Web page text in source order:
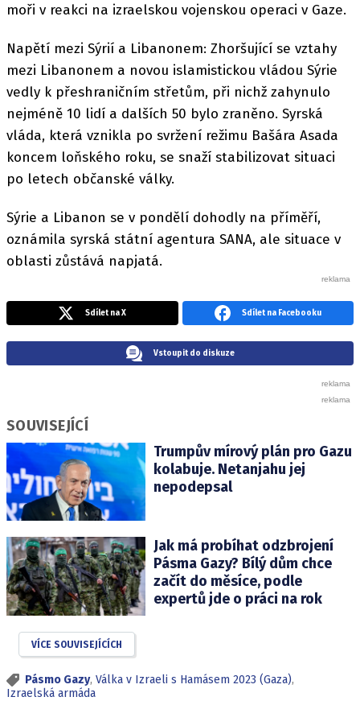
moři v reakci na izraelskou vojenskou operaci v Gaze.
Napětí mezi Sýrií a Libanonem: Zhoršující se vztahy
mezi Libanonem a novou islamistickou vládou Sýrie
vedly k přeshraničním střetům, při nichž zahynulo
nejméně 10 lidí a dalších 50 bylo zraněno. Syrská
vláda, která vznikla po svržení režimu Bašára Asada
koncem loňského roku, se snaží stabilizovat situaci
po letech občanské války.
Sýrie a Libanon se v pondělí dohodly na příměří,
oznámila syrská státní agentura SANA, ale situace v
oblasti zůstává napjatá.
Sdílet na X Sdílet na Facebooku
Vstoupit do diskuze
SOUVISEJÍCÍ
Trumpův mírový plán pro Gazu
kolabuje. Netanjahu jej
nepodepsal
Jak má probíhat odzbrojení
Pásma Gazy? Bílý dům chce
začít do měsíce, podle
expertů jde o práci na rok
VÍCE SOUVISEJÍCÍCH
Pásmo Gazy, Válka v Izraeli s Hamásem 2023 (Gaza),
Izraelská armáda